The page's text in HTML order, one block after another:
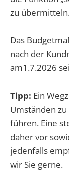
zu
Das
nach der
am1.7.2026
Tipp: Ein
Umständen
führen. Eine
daher vor
jedenfalls
wir Sie gerne.